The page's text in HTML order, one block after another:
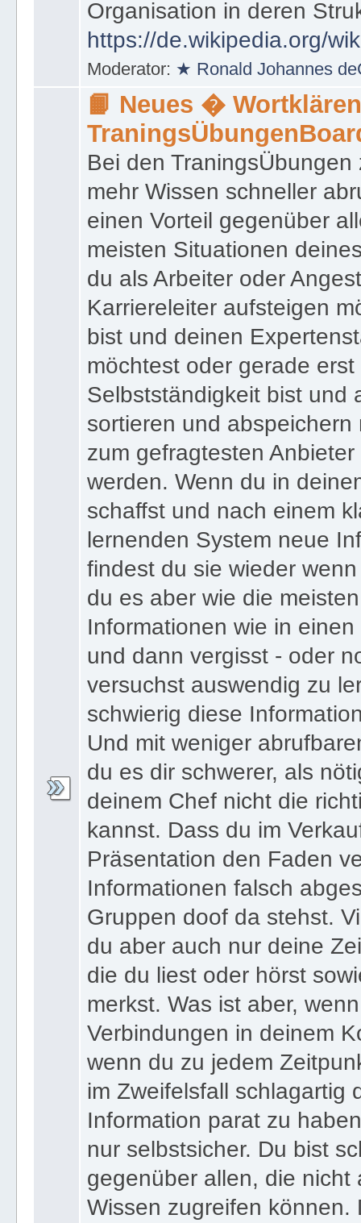
das innerhalb einer
Organisation in deren
https://de.wikipedia.org/
Moderator:★ Ronald Johannes
📙 Neues �
Bei den
mehr Wissen schneller
einen Vorteil gegenüber
meisten Situationen
du als Arbeiter oder
Karriereleiter aufsteigen
bist und deinen
möchtest oder gerade
Selbstständigkeit bist und
sortieren und
zum gefragtesten
werden. Wenn du in
schaffst und nach einem
lernenden System neue
findest du sie wieder
du es aber wie die
Informationen wie in
und dann vergisst - oder
versuchst auswendig zu
schwierig diese
Und mit weniger
du es dir schwerer, als
deinem Chef nicht die
kannst. Dass du im
Präsentation den Faden
Informationen falsch
Gruppen doof da stehst.
du aber auch nur deine
die du liest oder hörst
merkst. Was ist aber,
Verbindungen in deinem
wenn du zu jedem
im Zweifelsfall schlagartig
Information parat zu
nur selbstsicher. Du bist
gegenüber allen, die nicht